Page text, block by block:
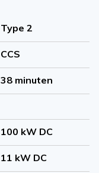
Type 2
CCS
38 minuten
100 kW DC
11 kW DC